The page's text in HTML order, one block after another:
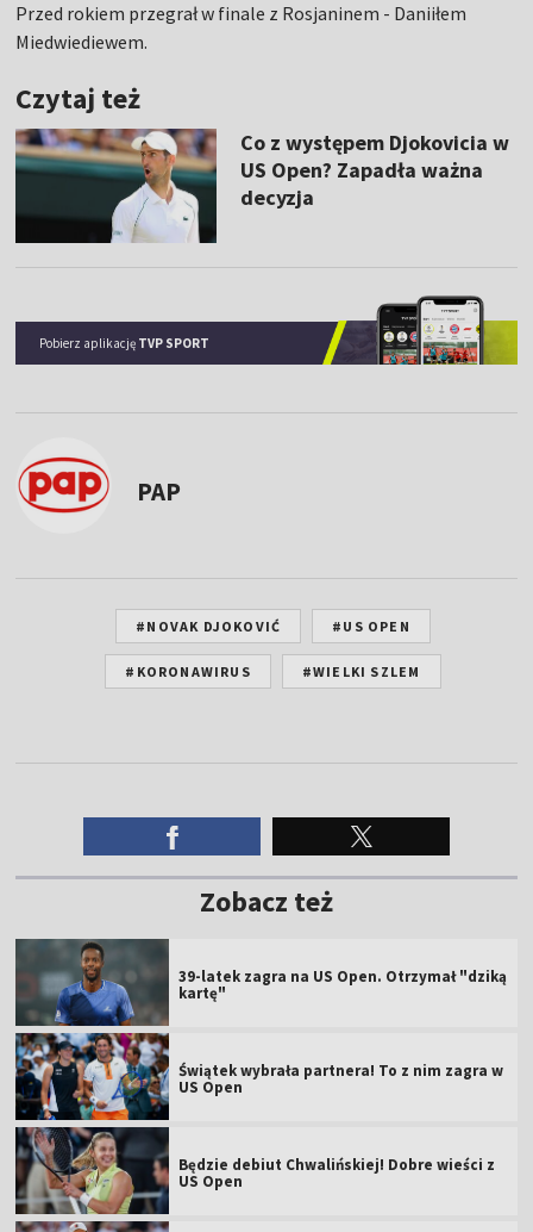
Przed rokiem przegrał w finale z Rosjaninem - Daniiłem
Miedwiediewem.
Czytaj też
Co z występem Djokovicia w
US Open? Zapadła ważna
decyzja
Pobierz aplikację TVP SPORT
PAP
#NOVAK DJOKOVIĆ #US OPEN
#KORONAWIRUS #WIELKI SZLEM
Zobacz też
39-latek zagra na US Open. Otrzymał "dziką
kartę"
Świątek wybrała partnera! To z nim zagra w
US Open
Będzie debiut Chwalińskiej! Dobre wieści z
US Open